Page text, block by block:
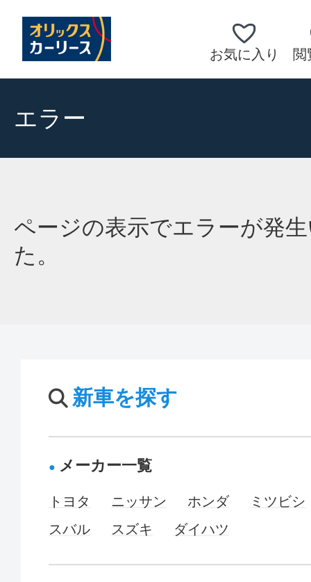
お気に入り 閲
エラー
ページの表示でエラーが発
た。
新車を探す
メーカー一覧
トヨタ ニッサン ホンダ
ミツビシ
スバル
スズキ ダイハツ